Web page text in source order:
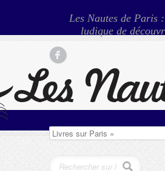
Les Nautes de Paris
ludique de